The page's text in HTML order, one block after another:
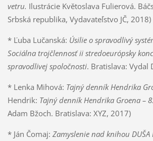
vetru. Ilustrácie Květoslava Fulierová.
Srbská republika, Vydavateľstvo JČ, 2018)
* Ľuba Lučanská: Úsilie o spravodlivý
Sociálna trojčlennosť ii stredoeurópsky
spravodlivej spoločnosti. Bratislava: Vydal
* Lenka Mihová: Tajný denník Hendrika
Hendrik: Tajný denník Hendrika Groena –
Adam Bžoch. Bratislava: XYZ, 2017)
* Ján Čomaj: Zamyslenie nad knihou DUŠA